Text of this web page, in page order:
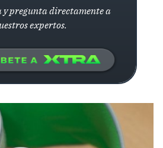
y pregunta directamente a
expertos.